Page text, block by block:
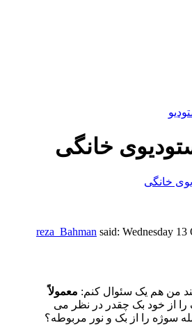
خانگی
خانگی
reza_Bahman said: Wednesday 13
من هم یک سئوال کنم: معمولاً
را از خود بک چقدر در نظر می
سوژه را از بک و نور مربوطه؟